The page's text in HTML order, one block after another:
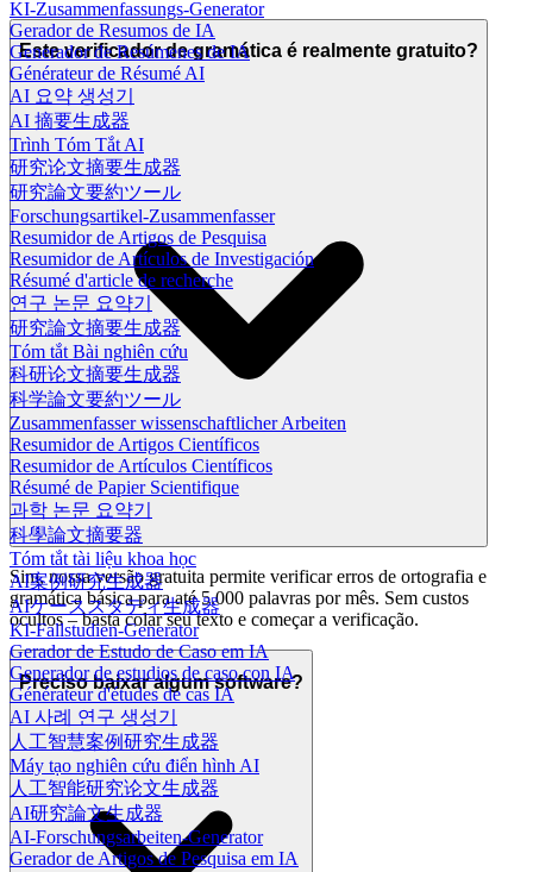
KI-Zusammenfassungs-Generator
Gerador de Resumos de IA
Generador de Resúmenes de IA
Générateur de Résumé AI
AI 요약 생성기
AI 摘要生成器
Trình Tóm Tắt AI
研究论文摘要生成器
研究論文要約ツール
Forschungsartikel-Zusammenfasser
Resumidor de Artigos de Pesquisa
Resumidor de Artículos de Investigación
Résumé d'article de recherche
연구 논문 요약기
研究論文摘要生成器
Tóm tắt Bài nghiên cứu
科研论文摘要生成器
科学論文要約ツール
Zusammenfasser wissenschaftlicher Arbeiten
Resumidor de Artigos Científicos
Resumidor de Artículos Científicos
Résumé de Papier Scientifique
과학 논문 요약기
科學論文摘要器
Tóm tắt tài liệu khoa học
AI案例研究生成器
AIケーススタディ生成器
KI-Fallstudien-Generator
Gerador de Estudo de Caso em IA
Generador de estudios de caso con IA
Générateur d'études de cas IA
AI 사례 연구 생성기
人工智慧案例研究生成器
Máy tạo nghiên cứu điển hình AI
人工智能研究论文生成器
AI研究論文生成器
AI-Forschungsarbeiten-Generator
Gerador de Artigos de Pesquisa em IA
Este verificador de gramática é realmente gratuito?
Sim, nossa versão gratuita permite verificar erros de ortografia e
gramática básica para até 5.000 palavras por mês. Sem custos
ocultos – basta colar seu texto e começar a verificação.
Preciso baixar algum software?